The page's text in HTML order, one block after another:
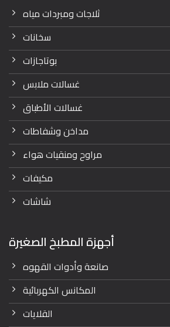
ثلاجات ومبردات مياه
سخانات
بوتاجازات
غسالات ملابس
غسالات الأطباق
مداخن وشفاطات
مراوح ومنقيات هواء
مكيفات
شاشات
أجهزة المطبخ الصغيرة
صانعة وأدوات القهوه
المكانس الكهربائية
القلايات